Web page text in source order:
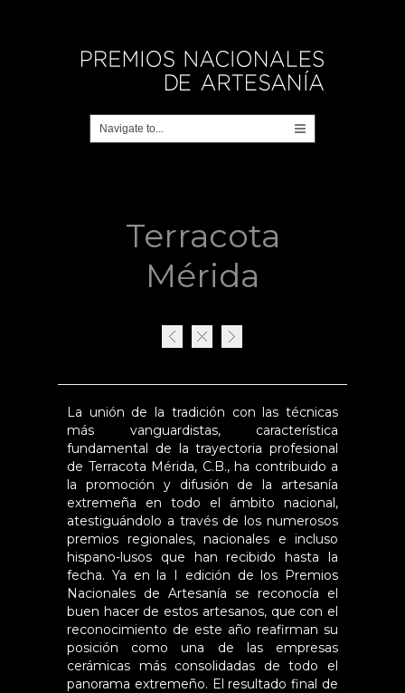
Terracota
Mérida
La unión de la tradición con las técnicas
más vanguardistas, característica
fundamental de la trayectoria profesional
de Terracota Mérida, C.B., ha contribuido a
la promoción y difusión de la artesanía
extremeña en todo el ámbito nacional,
atestiguándolo a través de los numerosos
premios regionales, nacionales e incluso
hispano-lusos que han recibido hasta la
fecha. Ya en la I edición de los Premios
Nacionales de Artesanía se reconocía el
buen hacer de estos artesanos, que con el
reconocimiento de este año reafirman su
posición como una de las empresas
cerámicas más consolidadas de todo el
panorama extremeño. El resultado final de